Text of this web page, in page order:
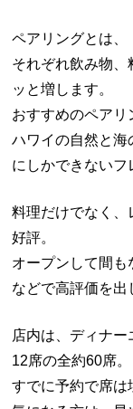
ペアリングとは、
それぞれ飲み物
ッと増します。
おすすめのペアリ
ハワイの自然と海
にしかできないフ
料理だけでなく、
好評。
オープンして間
などで高評価を出
店内は、ディナ
12席の全約60席。
すでに予約で席は